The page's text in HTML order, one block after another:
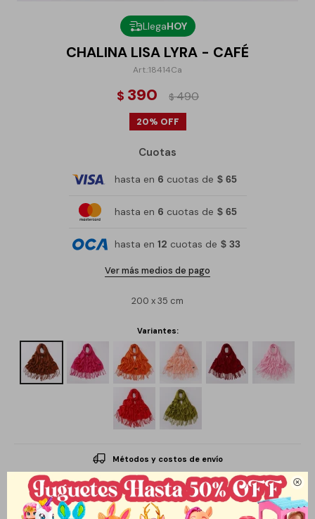

LlegaHOY
CHALINA LISA LYRA - CAFÉ
18414Ca
$ 390 $490
20
Cuotas
hasta en 6 cuotas de $ 65
hasta en 6 cuotas de $ 65
hasta en 12 cuotas de $ 33
Ver más medios de pago
200 x 35 cm
Variantes:
Métodos y costos de envío